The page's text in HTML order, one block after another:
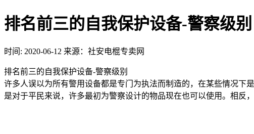
排名前三的自我保护设备-警察级别
时间: 2020-06-12 来源：社安电棍专卖网
排名前三的自我保护设备-警察级别
许多人误以为所有警用设备都是专门为执法而制造的，在某些情况下
是对于平民来说，许多最初为警察设计的物品现在也可以使用。相反